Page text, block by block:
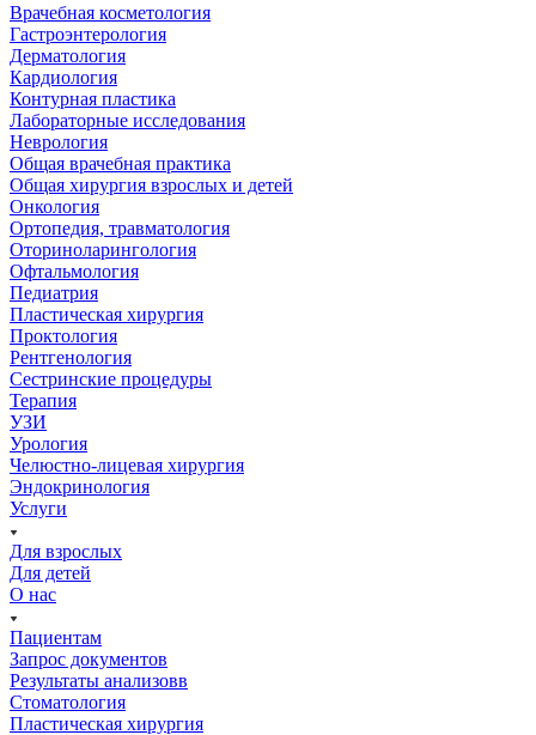
Врачебная косметология
Гастроэнтерология
Дерматология
Кардиология
Контурная пластика
Лабораторные исследования
Неврология
Общая врачебная практика
Общая хирургия взрослых и детей
Онкология
Ортопедия, травматология
Оториноларингология
Офтальмология
Педиатрия
Пластическая хирургия
Проктология
Рентгенология
Сестринские процедуры
Терапия
УЗИ
Урология
Челюстно-лицевая хирургия
Эндокринология
Услуги
Для взрослых
Для детей
О нас
Пациентам
Запрос документов
Результаты анализовв
Стоматология
Пластическая хирургия